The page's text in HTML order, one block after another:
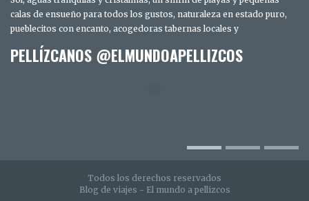
calas de ensueño para todos los gustos, naturaleza en estado puro,
pueblecitos con encanto, acogedoras tabernas locales y
MEJOR GUARDADOS DE LA CIUDAD
PELLÍZCANOS @ELMUNDOAPELLIZCOS
Todos los derechos reservados
Blog de viajes - El mundo a pellizcos